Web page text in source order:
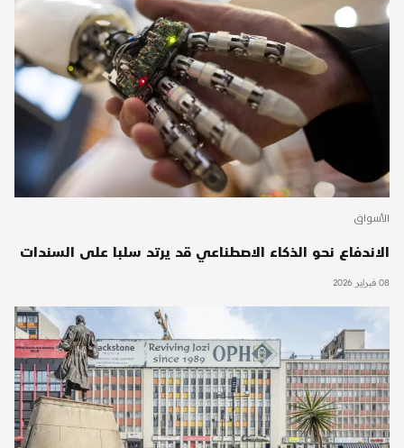
الأسواق
الاندفاع نحو الذكاء الاصطناعي قد يرتد سلبا على السندات
08 فبراير 2026